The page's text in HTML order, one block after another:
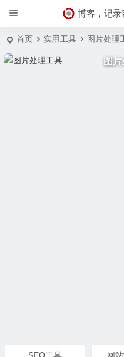
博客，记录
首页 实用工具 图片处理
图